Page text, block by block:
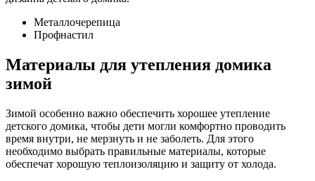
Металлочерепица
Профнастил
Материалы для утепления домика
зимой
Зимой особенно важно обеспечить хорошее утепление
детского домика, чтобы дети могли комфортно проводить
время внутри, не мерзнуть и не заболеть. Для этого
необходимо выбрать правильные материалы, которые
обеспечат хорошую теплоизоляцию и защиту от холода.